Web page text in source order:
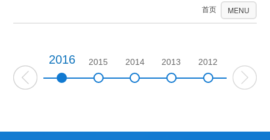
首页 国际交流
MENU
2016 2015 2014 2013 2012